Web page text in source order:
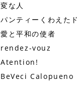
変な人
パンティーくわえた
愛と平和の使者
rendez-vouz
Atention!
BeVeci Calopueno